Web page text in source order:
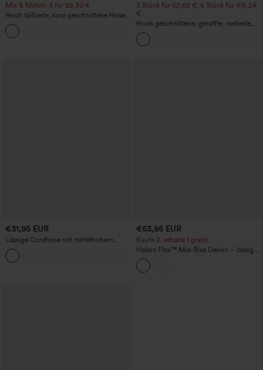
Mix & Match: 3 für 88,30 €
Hoch taillierte, kurz geschnittene Hose
mit Reißverschlusstasche in Leinenoptik
3 Stück für 52,62 €, 6 Stück für 105,24
€
Hoch geschnittene, geraffte, melierte
Yoga-Pedal-Pusher-Joggers mit
Taschen
€31,95 EUR
Lässige Cordhose mit mittelhohem
Bund, Reißverschluss und Seitentaschen
€53,95 EUR
Kaufe 2, erhalte 1 gratis
Halara Flex™ Mid-Rise Denim – lässige
Ballon-Jogger mit Taschen